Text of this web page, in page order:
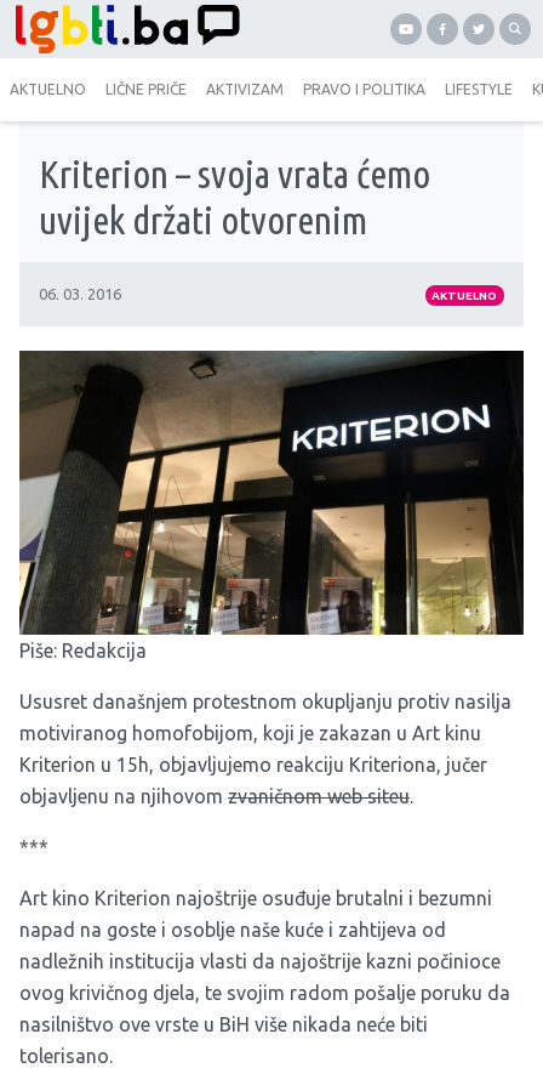
AKTUELNO LIČNE PRIČE AKTIVIZAM PRAVO I POLITIKA LIFESTYLE
Kriterion – svoja vrata ćemo
uvijek držati otvorenim
06. 03. 2016 AKTUELNO
Piše: Redakcija
Ususret današnjem protestnom okupljanju protiv nasilja
motiviranog homofobijom, koji je zakazan u Art kinu
Kriterion u 15h, objavljujemo reakciju Kriteriona, jučer
objavljenu na njihovom zvaničnom web siteu.
***
Art kino Kriterion najoštrije osuđuje brutalni i bezumni
napad na goste i osoblje naše kuće i zahtijeva od
nadležnih institucija vlasti da najoštrije kazni počinioce
ovog krivičnog djela, te svojim radom pošalje poruku da
nasilništvo ove vrste u BiH više nikada neće biti
tolerisano.